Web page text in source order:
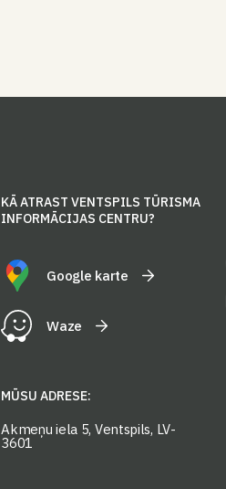
KĀ ATRAST VENTSPILS TŪRISMA
INFORMĀCIJAS CENTRU?
Google karte
Waze
MŪSU ADRESE:
Akmeņu iela 5, Ventspils, LV-
3601